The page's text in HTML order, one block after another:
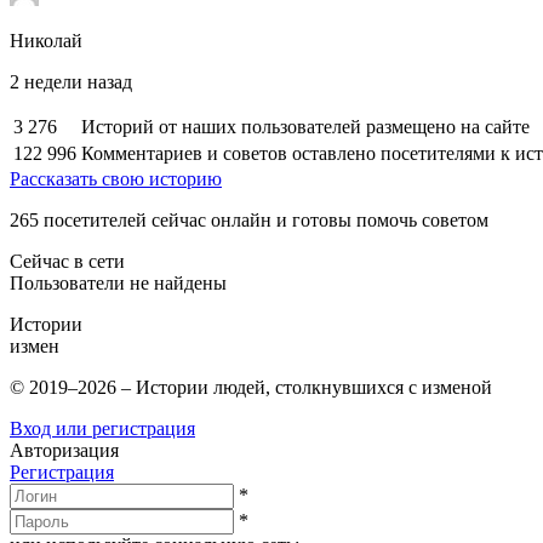
Николай
2 недели назад
3 276
Историй от наших пользователей размещено на сайте
122 996 Комментариев и советов оставлено посетителями к
Рассказать свою историю
265 посетителей сейчас онлайн и готовы помочь советом
Сейчас в сети
Пользователи не найдены
Истории
измен
© 2019–2026 – Истории людей, столкнувшихся с изменой
Вход или регистрация
Авторизация
Регистрация
*
*